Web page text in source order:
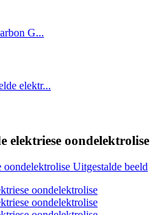
elektriese oondelektrolise